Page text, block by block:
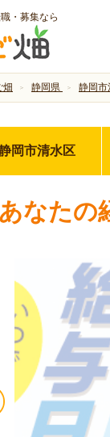
・募集なら
畑 静岡県 静岡市
岡市清水区
なたの